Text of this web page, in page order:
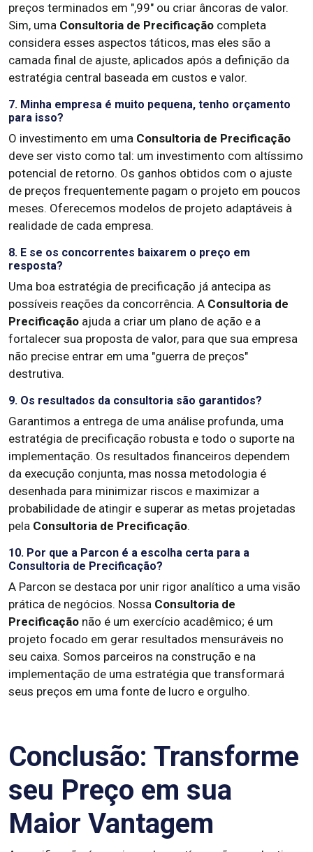
preços terminados em ",99" ou criar âncoras de valor.
Sim, uma Consultoria de Precificação completa
considera esses aspectos táticos, mas eles são a
camada final de ajuste, aplicados após a definição da
estratégia central baseada em custos e valor.
7. Minha empresa é muito pequena, tenho orçamento
para isso?
O investimento em uma Consultoria de Precificação
deve ser visto como tal: um investimento com altíssimo
potencial de retorno. Os ganhos obtidos com o ajuste
de preços frequentemente pagam o projeto em poucos
meses. Oferecemos modelos de projeto adaptáveis à
realidade de cada empresa.
8. E se os concorrentes baixarem o preço em
resposta?
Uma boa estratégia de precificação já antecipa as
possíveis reações da concorrência. A Consultoria de
Precificação ajuda a criar um plano de ação e a
fortalecer sua proposta de valor, para que sua empresa
não precise entrar em uma "guerra de preços"
destrutiva.
9. Os resultados da consultoria são garantidos?
Garantimos a entrega de uma análise profunda, uma
estratégia de precificação robusta e todo o suporte na
implementação. Os resultados financeiros dependem
da execução conjunta, mas nossa metodologia é
desenhada para minimizar riscos e maximizar a
probabilidade de atingir e superar as metas projetadas
pela Consultoria de Precificação.
10. Por que a Parcon é a escolha certa para a
Consultoria de Precificação?
A Parcon se destaca por unir rigor analítico a uma visão
prática de negócios. Nossa Consultoria de
Precificação não é um exercício acadêmico; é um
projeto focado em gerar resultados mensuráveis no
seu caixa. Somos parceiros na construção e na
implementação de uma estratégia que transformará
seus preços em uma fonte de lucro e orgulho.
Conclusão: Transforme
seu Preço em sua
Maior Vantagem